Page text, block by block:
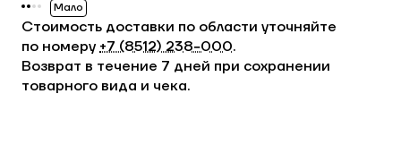
Стоимость доставки по области уточняйте
по номеру +7 (8512) 238−000.
Возврат в течение 7 дней при сохранении
товарного вида и чека.
Мало